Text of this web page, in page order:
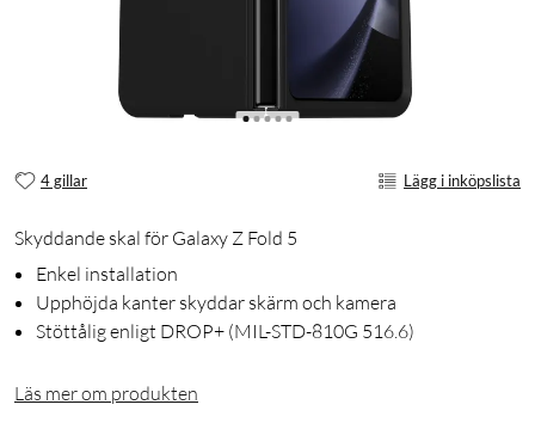
4 gillar Lägg i inköpslista
Skyddande skal för Galaxy Z Fold 5
Enkel installation
Upphöjda kanter skyddar skärm och kamera
Stöttålig enligt DROP+ (MIL-STD-810G 516.6)
Läs mer om produkten